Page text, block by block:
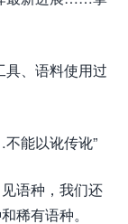
具、语料使用过
能以讹传讹”
语种，我们还
稀有语种。